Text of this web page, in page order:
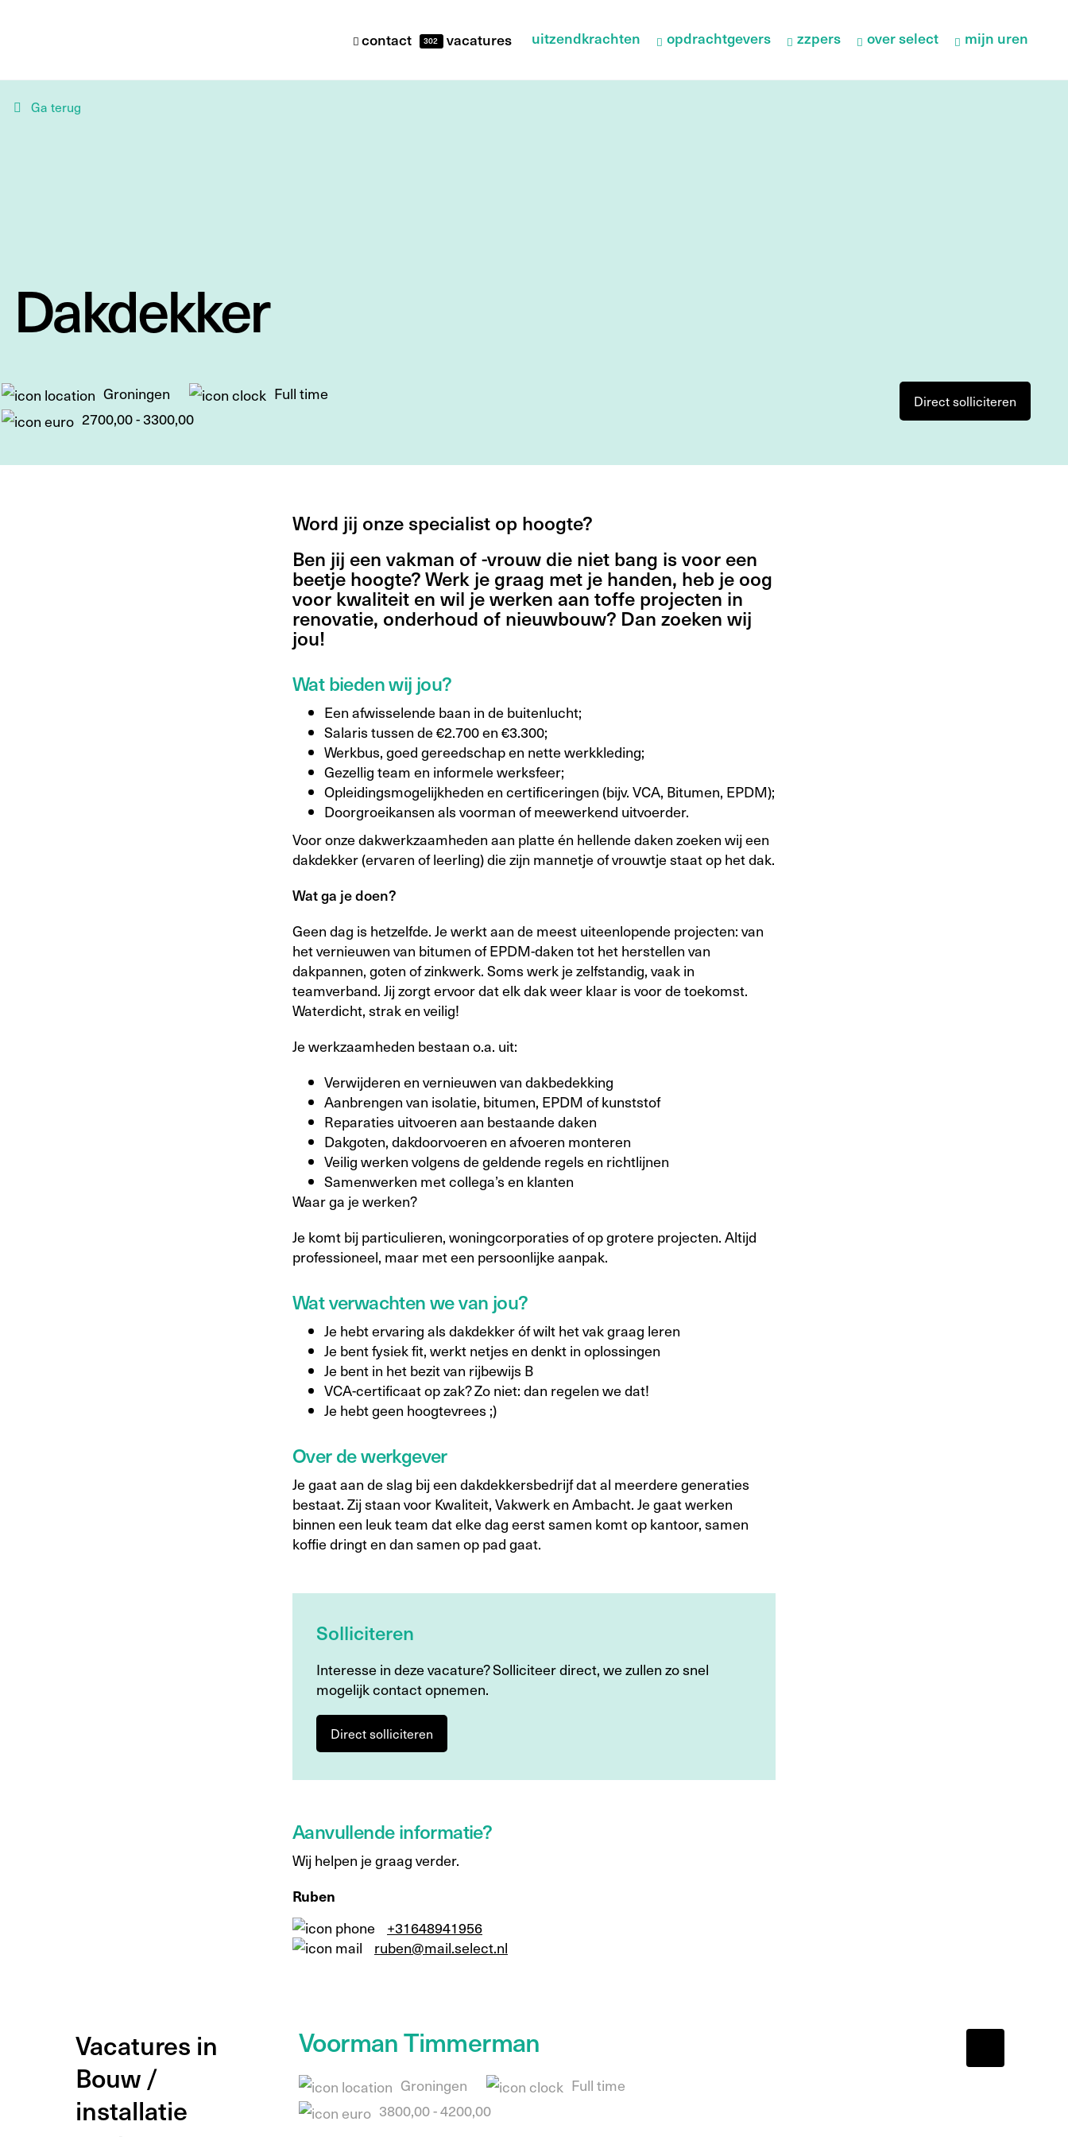
contact 302 vacatures uitzendkrachten opdrachtgevers zzpers over select mijn uren
Ga terug
Dakdekker
Groningen
Full time
2700,00 - 3300,00
Direct solliciteren
Word jij onze specialist op hoogte?
Ben jij een vakman of -vrouw die niet bang is voor een
beetje hoogte? Werk je graag met je handen, heb je oog
voor kwaliteit en wil je werken aan toffe projecten in
renovatie, onderhoud of nieuwbouw? Dan zoeken wij
jou!
Wat bieden wij jou?
Een afwisselende baan in de buitenlucht;
Salaris tussen de €2.700 en €3.300;
Werkbus, goed gereedschap en nette werkkleding;
Gezellig team en informele werksfeer;
Opleidingsmogelijkheden en certificeringen (bijv. VCA, Bitumen, EPDM);
Doorgroeikansen als voorman of meewerkend uitvoerder.
Voor onze dakwerkzaamheden aan platte én hellende daken zoeken wij een
dakdekker (ervaren of leerling) die zijn mannetje of vrouwtje staat op het dak.
Wat ga je doen?
Geen dag is hetzelfde. Je werkt aan de meest uiteenlopende projecten: van
het vernieuwen van bitumen of EPDM-daken tot het herstellen van
dakpannen, goten of zinkwerk. Soms werk je zelfstandig, vaak in
teamverband. Jij zorgt ervoor dat elk dak weer klaar is voor de toekomst.
Waterdicht, strak en veilig!
Je werkzaamheden bestaan o.a. uit:
Verwijderen en vernieuwen van dakbedekking
Aanbrengen van isolatie, bitumen, EPDM of kunststof
Reparaties uitvoeren aan bestaande daken
Dakgoten, dakdoorvoeren en afvoeren monteren
Veilig werken volgens de geldende regels en richtlijnen
Samenwerken met collega’s en klanten
Waar ga je werken?
Je komt bij particulieren, woningcorporaties of op grotere projecten. Altijd
professioneel, maar met een persoonlijke aanpak.
Wat verwachten we van jou?
Je hebt ervaring als dakdekker óf wilt het vak graag leren
Je bent fysiek fit, werkt netjes en denkt in oplossingen
Je bent in het bezit van rijbewijs B
VCA-certificaat op zak? Zo niet: dan regelen we dat!
Je hebt geen hoogtevrees ;)
Over de werkgever
Je gaat aan de slag bij een dakdekkersbedrijf dat al meerdere generaties
bestaat. Zij staan voor Kwaliteit, Vakwerk en Ambacht. Je gaat werken
binnen een leuk team dat elke dag eerst samen komt op kantoor, samen
koffie dringt en dan samen op pad gaat.
Solliciteren
Interesse in deze vacature? Solliciteer direct, we zullen zo snel
mogelijk contact opnemen.
Direct solliciteren
Aanvullende informatie?
Wij helpen je graag verder.
Ruben
+31648941956
ruben@mail.select.nl
Vacatures in
Bouw /
installatie
Voorman Timmerman
Groningen
Full time
3800,00 - 4200,00